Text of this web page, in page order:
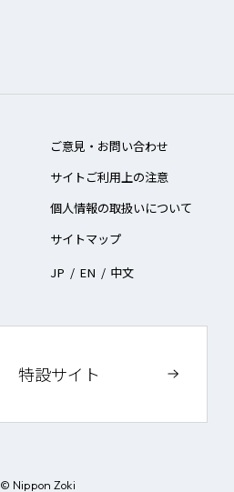
© Nippon Zoki
ご意見・お問い合わせ
サイトご利用上の注意
個人情報の取扱いについて
サイトマップ
JP / EN / 中文
特設サイト